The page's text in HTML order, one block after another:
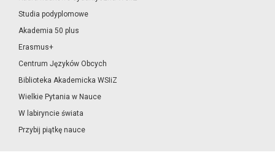
Studia podyplomowe
Akademia 50 plus
Erasmus+
Centrum Języków Obcych
Biblioteka Akademicka WSIiZ
Wielkie Pytania w Nauce
W labiryncie świata
Przybij piątkę nauce